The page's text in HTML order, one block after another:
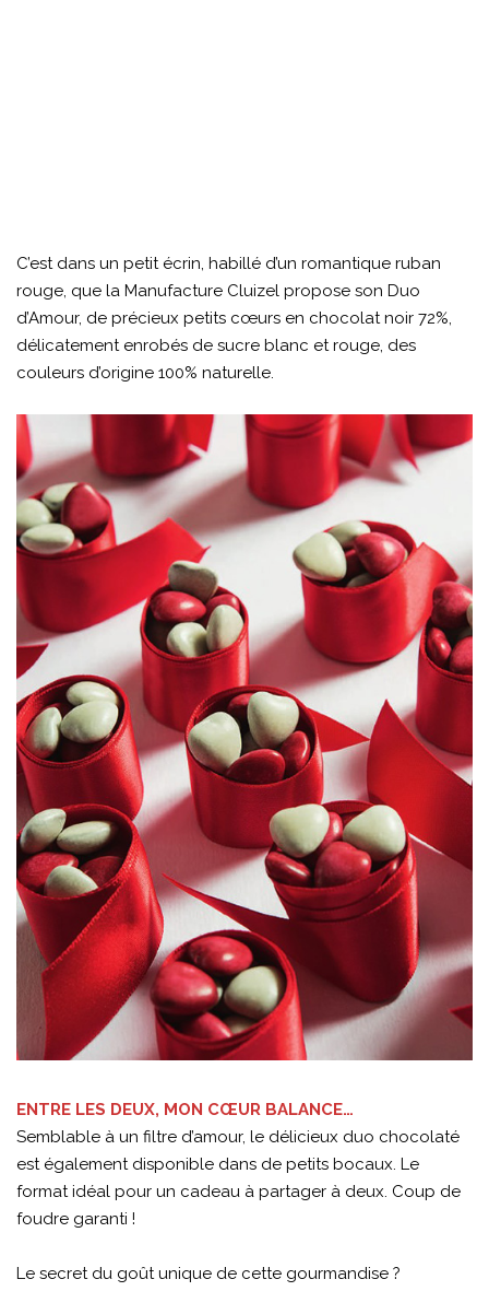
C’est dans un petit écrin, habillé d’un romantique ruban
rouge, que la Manufacture Cluizel propose son Duo
d’Amour, de précieux petits cœurs en chocolat noir 72%,
délicatement enrobés de sucre blanc et rouge, des
couleurs d’origine 100% naturelle.
ENTRE LES DEUX, MON CŒUR BALANCE…
Semblable à un filtre d’amour, le délicieux duo chocolaté
est également disponible dans de petits bocaux. Le
format idéal pour un cadeau à partager à deux. Coup de
foudre garanti !
Le secret du goût unique de cette gourmandise ?